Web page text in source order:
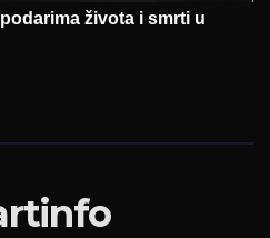
života i smrti u